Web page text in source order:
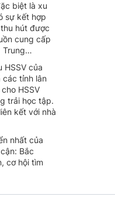
biệt là xu
sự kết hợp
hút được
cung cấp
Trung…
của
các tỉnh lân
HSSV
trải học tập.
kết với nhà
nhất của
Bắc
cơ hội tìm